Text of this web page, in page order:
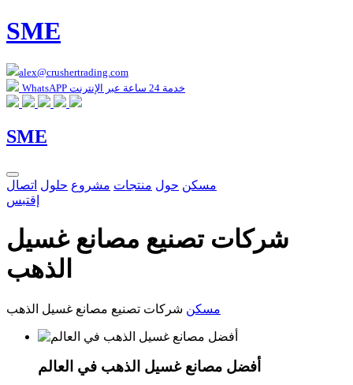
SME
alex@crushertrading.com
WhatsAPP خدمة 24 ساعة عبر الإنترنت
SME
مسكن حول منتجات مشروع حلول اتصال
إقتبس
شركات تصنيع مصانع غسيل
الذهب
مسكن شركات تصنيع مصانع غسيل الذهب
أفضل مصانع غسيل الذهب في العالم